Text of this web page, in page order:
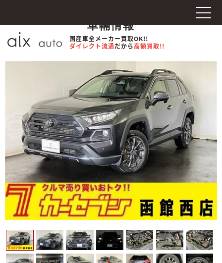
国産車全メーカー買取OK!!
ダイレクト流通だから高額買取!!
車輛情報